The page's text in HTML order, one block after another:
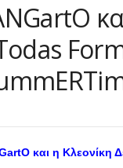
και η Κλεονίκη